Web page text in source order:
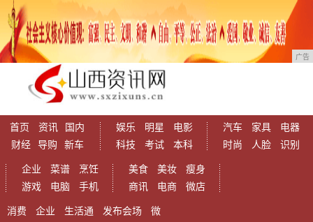
广告
首页 资讯
国内
财经
导购 新车
娱乐 明星
电影
科技
考试 本科
汽车 家具
电器
时尚
人脸 识别
企业 菜谱
烹饪
游戏
电脑 手机
美食 美妆
瘦身
商讯
电商 微店
消费 企业 生活通 发布会场
微